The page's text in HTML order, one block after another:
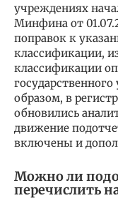
учреждениях
Минфина от
поправок к
классификации,
классификации
образом, в
обновились
движение
включены и
Можно ли
перечислить